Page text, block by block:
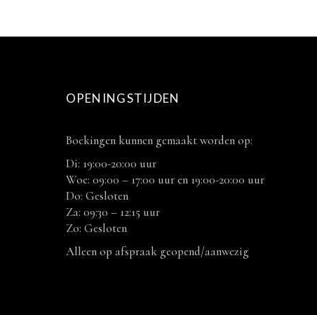
OPENINGSTIJDEN
Boekingen kunnen gemaakt worden op:
Di: 19:00-20:00 uur
Woe: 09:00 – 17:00 uur en 19:00-20:00 uur
Do: Gesloten
Za: 09:30 – 12:15 uur
Zo: Gesloten
Alleen op afspraak geopend/aanwezig